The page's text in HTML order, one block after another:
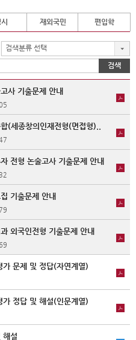
재외국민 편입학
검색분류 선택
검색
사 기출문제 안내
(세종창의인재전형(면접형)..
전형 논술고사 기출문제 안내
기출문제 안내
외국인전형 기출문제 안내
문제 및 정답(자연계열)
정답 및 해설(인문계열)
해설